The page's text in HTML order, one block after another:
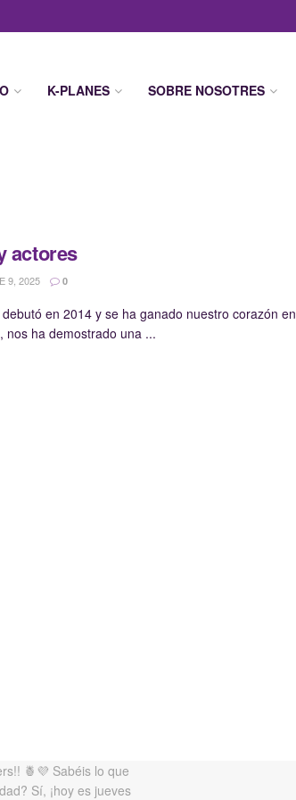
K-PLANES SOBRE NOSOTRES
actores
9, 2025 0
en 2014 y se ha ganado nuestro corazón en
nos ha demostrado una ...